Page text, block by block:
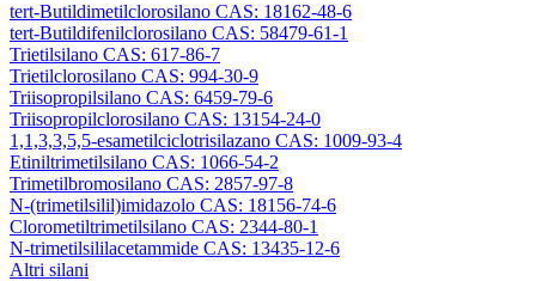
tert-Butildimetilclorosilano CAS: 18162-48-6
tert-Butildifenilclorosilano CAS: 58479-61-1
Trietilsilano CAS: 617-86-7
Trietilclorosilano CAS: 994-30-9
Triisopropilsilano CAS: 6459-79-6
Triisopropilclorosilano CAS: 13154-24-0
1,1,3,3,5,5-esametilciclotrisilazano CAS: 1009-93-4
Etiniltrimetilsilano CAS: 1066-54-2
Trimetilbromosilano CAS: 2857-97-8
N-(trimetilsilil)imidazolo CAS: 18156-74-6
Clorometiltrimetilsilano CAS: 2344-80-1
N-trimetilsililacetammide CAS: 13435-12-6
Altri silani